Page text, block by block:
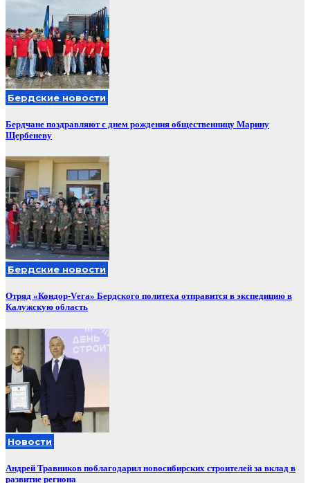
Бердские новости
Бердчане поздравляют с днем рождения общественницу Марину
Щербеневу
Бердские новости
Отряд «Кондор-Vега» Бердского политеха отправится в экспедицию в
Калужскую область
Новости
Андрей Травников поблагодарил новосибирских строителей за вклад в
развитие региона